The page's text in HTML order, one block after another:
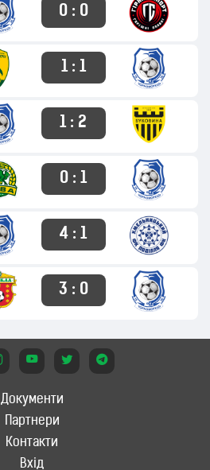
0 : 0
1 : 1
1 : 2
0 : 1
4 : 1
3 : 0
Документи
Партнери
Контакти
Вхід